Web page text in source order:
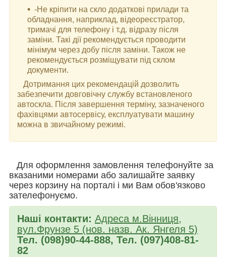
-Не кріпити на скло додаткові прилади та
обладнання, наприклад, відеореєстратор,
тримачі для телефону і т.д. відразу після
заміни. Такі дії рекомендується проводити
мінімум через добу після заміни. Також не
рекомендується розміщувати під склом
документи.
Дотримання цих рекомендацій дозволить
забезпечити довговічну службу встановленого
автоскла. Після завершення терміну, зазначеного
фахівцями автосервісу, експлуатувати машину
можна в звичайному режимі.
Для оформлення замовлення телефонуйте за
вказаними номерами або залишайте заявку
через корзину на порталі і ми Вам обов'язково
зателефонуємо.
Наші контакти: Адреса м.Вінниця,
вул.Фрунзе 5 (нов. назв. Ак. Янгеля 5)
Тел. (098)90-44-888, Тел. (097)408-81-
82